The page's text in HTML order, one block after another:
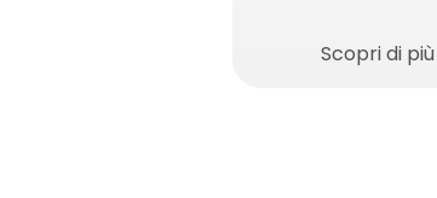
Scopri di più